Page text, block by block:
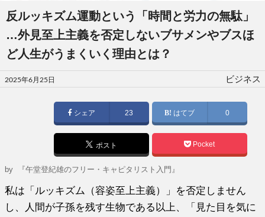
反ルッキズム運動という「時間と労力の無駄」
…外見至上主義を否定しないブサメンやブスほ
ど人生がうまくいく理由とは？
投
稿
2025年6月25日 ビジネス
シェア 23 はてブ 0
ポスト Pocket
by 『午堂登紀雄のフリー・キャピタリスト入門』
私は「ルッキズム（容姿至上主義）」を否定しません
し、人間が子孫を残す生物である以上、「見た目を気に